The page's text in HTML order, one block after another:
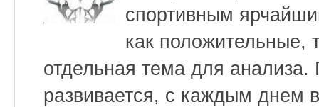
спортивным
как положительные,
отдельная тема для
развивается, с каждым днем